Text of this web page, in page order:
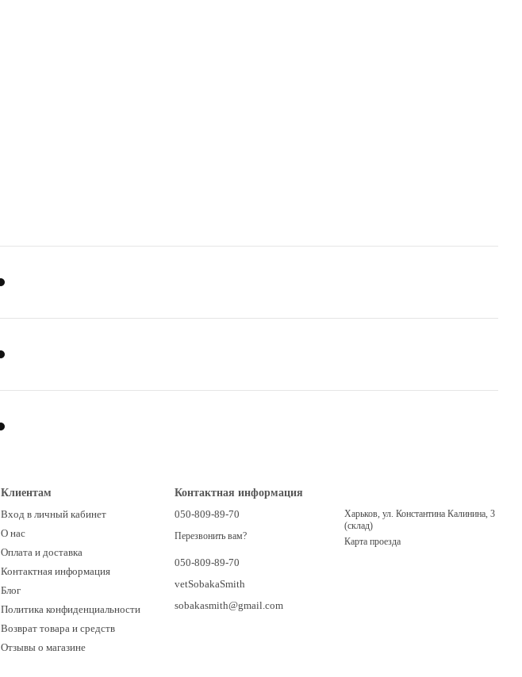
Клиентам
Вход в личный кабинет
О нас
Оплата и доставка
Контактная информация
Блог
Политика конфиденциальности
Возврат товара и средств
Отзывы о магазине
Контактная информация
050-809-89-70
Перезвонить вам?
050-809-89-70
vetSobakaSmith
sobakasmith@gmail.com
Харьков, ул. Константина Калинина, 3
(склад)
Карта проезда